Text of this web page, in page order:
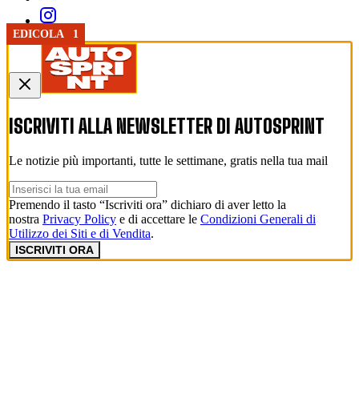
FORMULA 1
EDICOLA
ISCRIVITI ALLA NEWSLETTER DI AUTOSPRINT
Le notizie più importanti, tutte le settimane, gratis nella tua mail
Premendo il tasto “Iscriviti ora” dichiaro di aver letto la
nostra Privacy Policy e di accettare le Condizioni Generali di
Utilizzo dei Siti e di Vendita.
ISCRIVITI ORA